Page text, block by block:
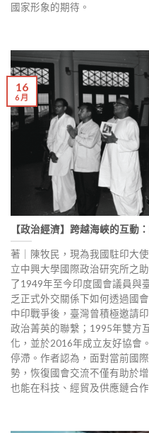
國家形象的期待。
【政治經濟】跨越海峽的互動
著｜陳牧民，現為我國駐印大
立中興大學國際政治研究所之
了1949年至今印度國會議員與
乏正式外交關係下如何透過國
中印戰爭後，臺灣曾積極邀請
政治菁英的聯繫；1995年雙方
化，並於2016年成立友好協會
停滯。作者認為，面對當前國
勢，恢復國會交流不僅有助於
也能在科技、經貿及供應鏈合
16
6 月